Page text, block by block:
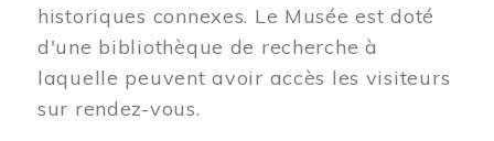
historiques connexes. Le Musée est doté
d'une bibliothèque de recherche à
laquelle peuvent avoir accès les visiteurs
sur rendez-vous.